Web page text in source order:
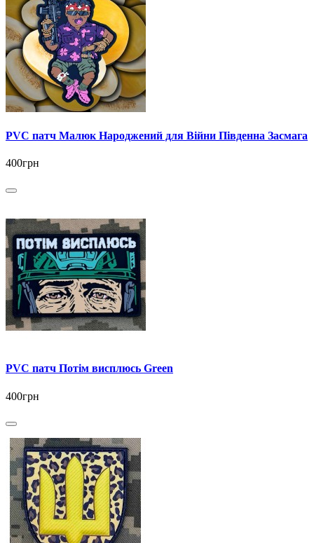
PVC патч Малюк Народжений для Війни Південна Засмага
400грн
PVC патч Потім висплюсь Green
400грн